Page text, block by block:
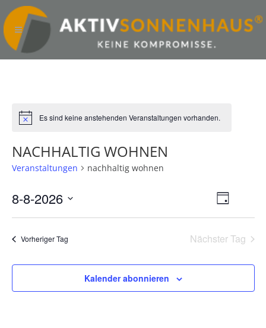
HinweisEs sind keine anstehenden Veranstaltungen vorhanden.
NACHHALTIG WOHNEN
Veranstaltungen nachhaltig wohnen
Tag
8-8-2026
Vorheriger Tag Nächster Tag
Kalender abonnieren